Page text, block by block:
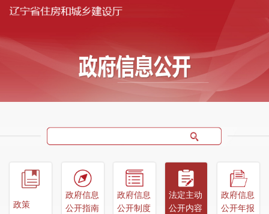
政策
政府信息
公开指南
政府信息
公开制度
法定主动
公开内容
政府信息
公开年报